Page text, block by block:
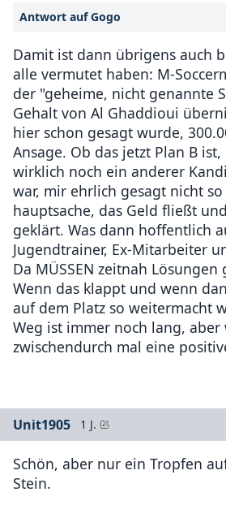
Antwort auf Gogo
Damit ist dann übrigens auch
alle vermutet haben: M-
der "geheime, nicht genannte
Gehalt von Al Ghaddioui
hier schon gesagt wurde,
Ansage. Ob das jetzt Plan B
wirklich noch ein anderer
war, mir ehrlich gesagt nicht
hauptsache, das Geld fließt
geklärt. Was dann hoffentlich
Jugendtrainer, Ex-Mitarbeiter
Da MÜSSEN zeitnah
Wenn das klappt und wenn
auf dem Platz so weitermacht
Weg ist immer noch lang, aber
zwischendurch mal eine
Unit1905 1 J.
Schön, aber nur ein Tropfen
Stein.